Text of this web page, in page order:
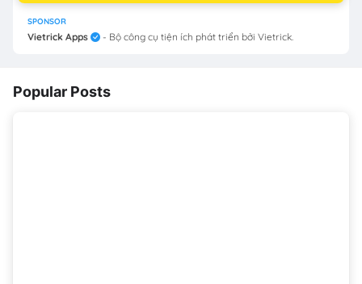
SPONSOR
Vietrick Apps - Bộ công cụ tiện ích phát triển bởi Vietrick.
Popular Posts